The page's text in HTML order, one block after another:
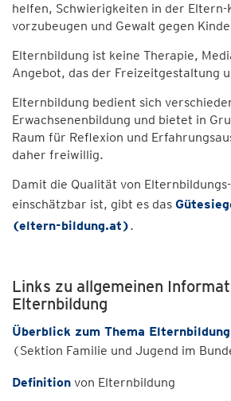
helfen, Schwierigkeiten in der Eltern-
vorzubeugen und Gewalt gegen
Elternbildung ist keine Therapie,
Angebot, das der Freizeitgestaltung
Elternbildung bedient sich
Erwachsenenbildung und bietet in
Raum für Reflexion und
daher freiwillig.
Damit die Qualität von
einschätzbar ist, gibt es das
(eltern-bildung.at).
Links zu allgemeinen
Elternbildung
Überblick zum Thema Elternbildung
(Sektion Familie und Jugend im
Definition von Elternbildung